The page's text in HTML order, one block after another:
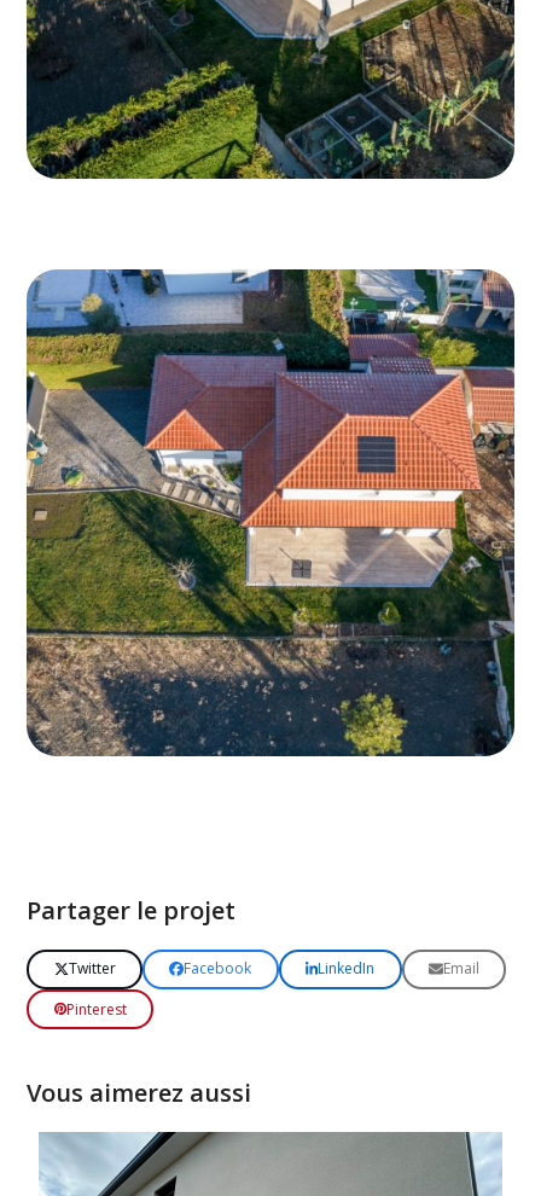
Partager le projet
Twitter Facebook LinkedIn
Email
Pinterest
Vous aimerez aussi